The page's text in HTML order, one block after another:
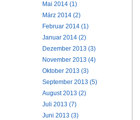
Mai 2014 (1)
März 2014 (2)
Februar 2014 (1)
Januar 2014 (2)
Dezember 2013 (3)
November 2013 (4)
Oktober 2013 (3)
September 2013 (5)
August 2013 (2)
Juli 2013 (7)
Juni 2013 (3)